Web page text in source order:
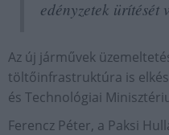
edényzetek ürítését
Az új járművek
töltőinfrastruktúra is
és Technológiai
Ferencz Péter, a Paksi